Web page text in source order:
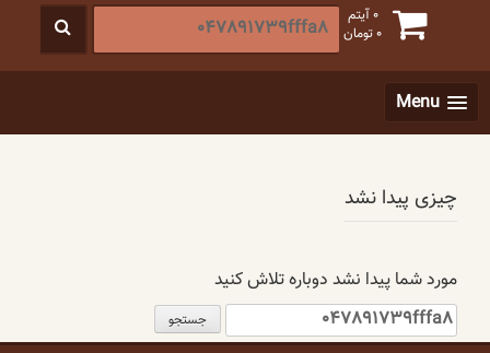
0 آیتم
0تومان
جستجو
برای
Menu
چیزی پیدا نشد
مورد شما پیدا نشد دوباره تلاش کنید
جستجو
برای: